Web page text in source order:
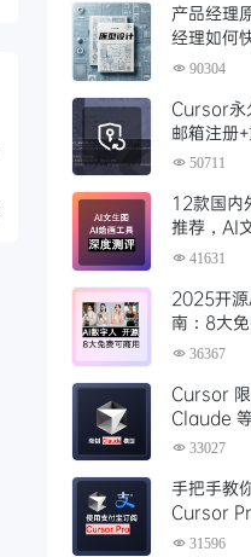
产品经理
经理如何
型？（附
90304
Cursor永
邮箱注册
+Cursor
50711
12款国内
推荐，AI
与场景化对
41631
2025开源
南：8大
费解锁可
36367
Cursor
Claude
33027
手把手教
Cursor
开通教程
31596